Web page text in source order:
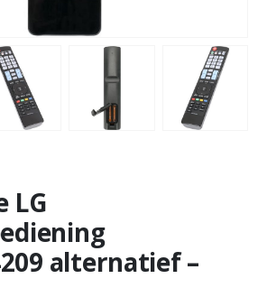
LG
alternatief –